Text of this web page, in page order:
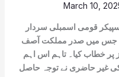
March 10,
قومی اسمبلی سردار
جس میں صدر مملکت آصف
پر خطاب کیا۔ تاہم اس اہم
غیر حاضری نے توجہ حاصل